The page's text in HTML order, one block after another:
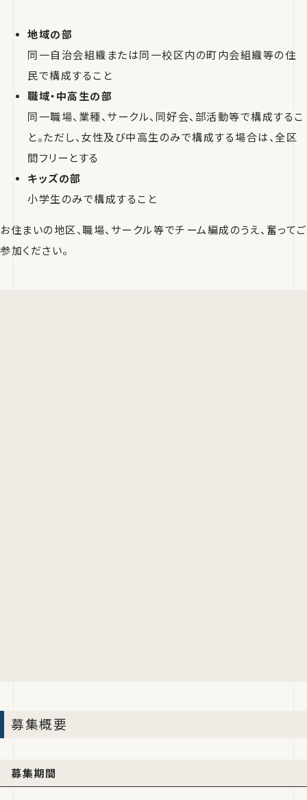
地域の部
同一自治会組織または同一校区内の町内会組織等の住
民で構成すること
職域・中高生の部
同一職場、業種、サークル、同好会、部活動等で構成するこ
と。ただし、女性及び中高生のみで構成する場合は、全区
間フリーとする
キッズの部
小学生のみで構成すること
お住まいの地区、職場、サークル等でチーム編成のうえ、奮ってご
参加ください。
募集概要
募集期間